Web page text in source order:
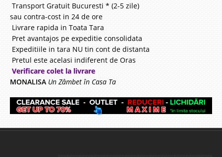
Transport Gratuit Bucuresti * (2-5 zile)
sau contra-cost in 24 de ore
Livrare rapida in Toata Tara
Pret avantajos pe expeditie consolidata
Expeditiile in tara NU tin cont de distanta
Pretul este acelasi indiferent de Oras
Verificare colet la livrare
MONALISA Un Zâmbet în Casa Ta